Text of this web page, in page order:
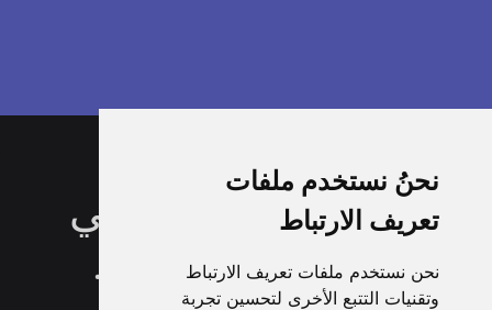
نحنُ نستخدم ملفات
تعريف الارتباط
نحن نستخدم ملفات تعريف الارتباط
وتقنيات التتبع الأخرى لتحسين تجربة
تصفح الموقع الرسمي
للفنان مزعل فرحان.